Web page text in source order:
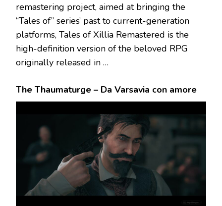
remastering project, aimed at bringing the
“Tales of” series’ past to current-generation
platforms, Tales of Xillia Remastered is the
high-definition version of the beloved RPG
originally released in …
The Thaumaturge – Da Varsavia con amore